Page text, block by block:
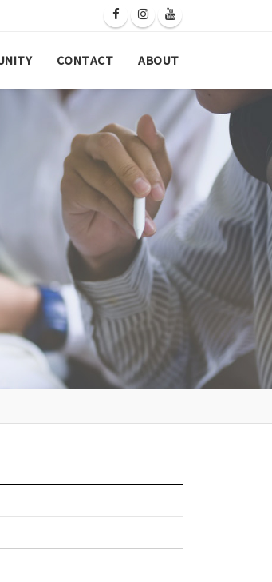
CONTACT ABOUT